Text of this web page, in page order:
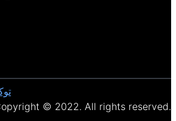
© 2022. All rights reserved.